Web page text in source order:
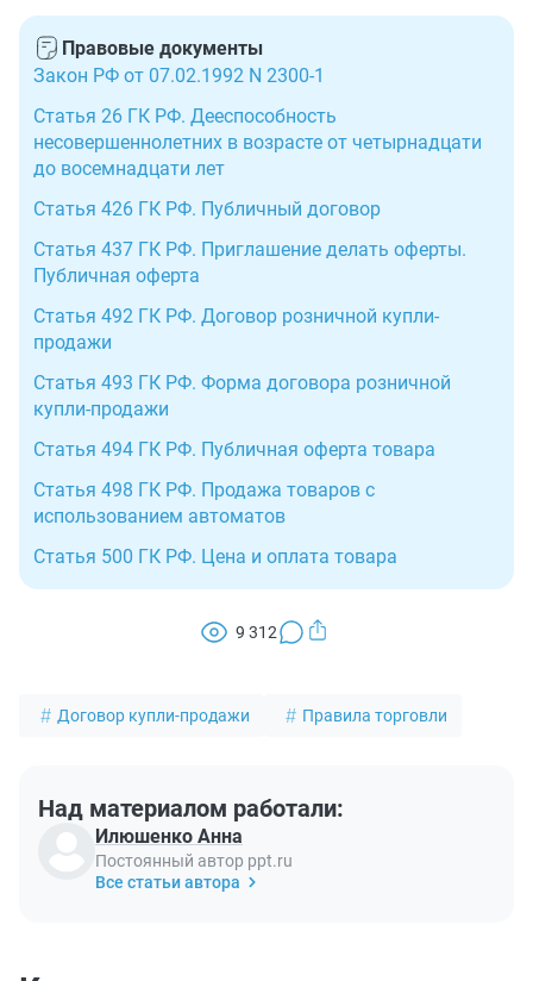
Правовые документы
Закон РФ от 07.02.1992 N 2300-1
Статья 26 ГК РФ. Дееспособность
несовершеннолетних в возрасте от четырнадцати
до восемнадцати лет
Статья 426 ГК РФ. Публичный договор
Статья 437 ГК РФ. Приглашение делать оферты.
Публичная оферта
Статья 492 ГК РФ. Договор розничной купли-
продажи
Статья 493 ГК РФ. Форма договора розничной
купли-продажи
Статья 494 ГК РФ. Публичная оферта товара
Статья 498 ГК РФ. Продажа товаров с
использованием автоматов
Статья 500 ГК РФ. Цена и оплата товара
9 312
Договор купли-продажи Правила торговли
Над материалом работали:
Илюшенко Анна
Постоянный автор ppt.ru
Все статьи автора